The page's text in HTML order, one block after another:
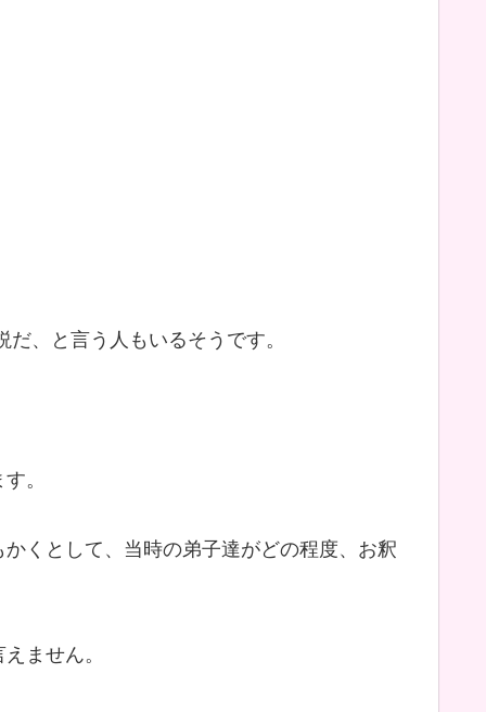
、と言う人もいるそうです。
。
くとして、当時の弟子達がどの程度、お釈
ません。